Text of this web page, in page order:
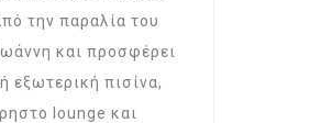
την παραλία του
και προσφέρει
εξωτερική πισίνα,
lounge και